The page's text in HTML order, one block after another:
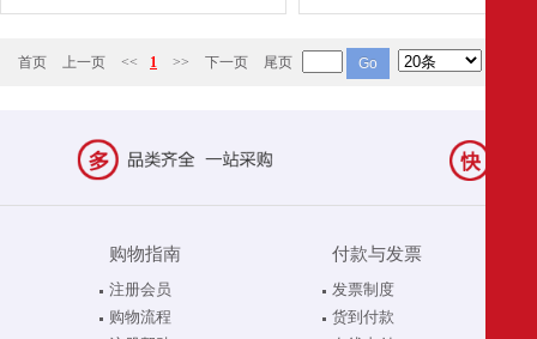
首页 上一页 << 1 >> 下一页 尾页
购物指南
注册会员
购物流程
付款与发票
发票制度
货到付款